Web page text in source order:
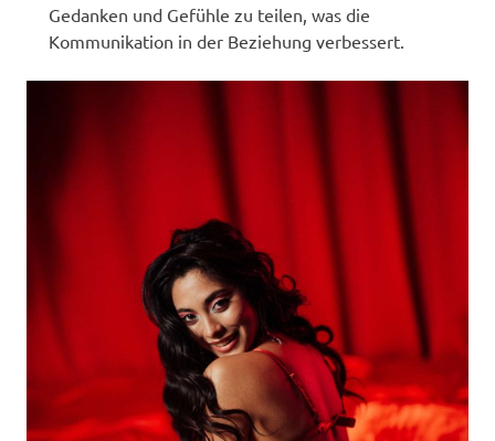
Gedanken und Gefühle zu teilen, was die
Kommunikation in der Beziehung verbessert.